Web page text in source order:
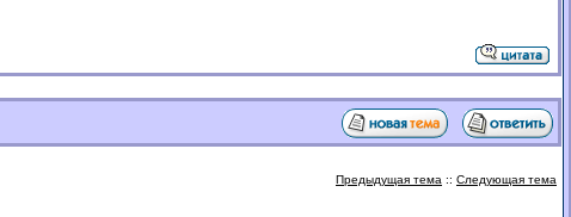
Предыдущая тема :: Следующая тема